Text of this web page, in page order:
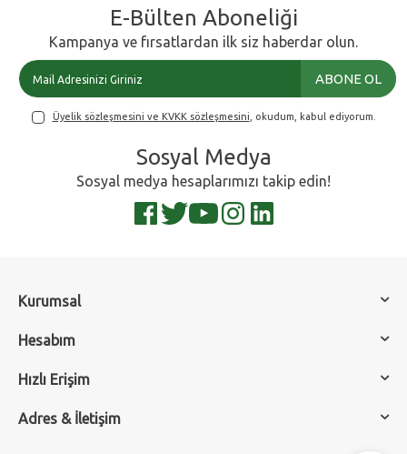
E-Bülten Aboneliği
Kampanya ve fırsatlardan ilk siz haberdar olun.
ABONE OL
Üyelik sözleşmesini ve KVKK sözleşmesini , okudum, kabul ediyorum.
Sosyal Medya
Sosyal medya hesaplarımızı takip edin!
Kurumsal
Hesabım
Hızlı Erişim
Adres & İletişim